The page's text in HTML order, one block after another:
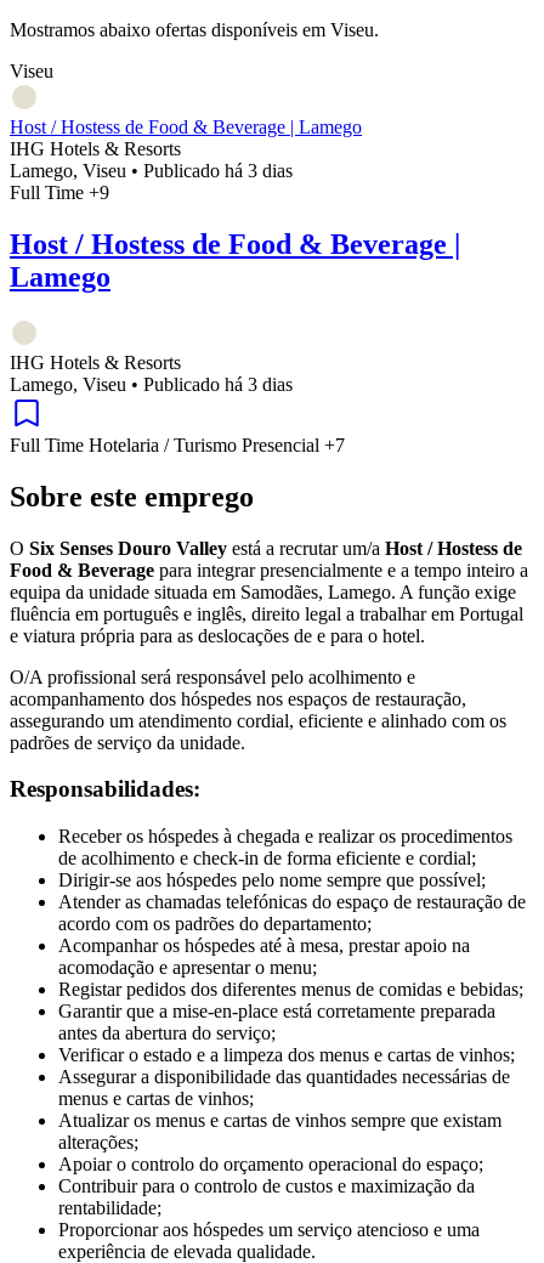
Mostramos abaixo ofertas disponíveis em Viseu.
Viseu
Host / Hostess de Food & Beverage | Lamego
IHG Hotels & Resorts
Lamego, Viseu • Publicado há 3 dias
Full Time +9
Host / Hostess de Food & Beverage |
Lamego
IHG Hotels & Resorts
Lamego, Viseu • Publicado há 3 dias
Full Time Hotelaria / Turismo Presencial +7
Sobre este emprego
O Six Senses Douro Valley está a recrutar um/a Host / Hostess de
Food & Beverage para integrar presencialmente e a tempo inteiro a
equipa da unidade situada em Samodães, Lamego. A função exige
fluência em português e inglês, direito legal a trabalhar em Portugal
e viatura própria para as deslocações de e para o hotel.
O/A profissional será responsável pelo acolhimento e
acompanhamento dos hóspedes nos espaços de restauração,
assegurando um atendimento cordial, eficiente e alinhado com os
padrões de serviço da unidade.
Responsabilidades:
Receber os hóspedes à chegada e realizar os procedimentos
de acolhimento e check-in de forma eficiente e cordial;
Dirigir-se aos hóspedes pelo nome sempre que possível;
Atender as chamadas telefónicas do espaço de restauração de
acordo com os padrões do departamento;
Acompanhar os hóspedes até à mesa, prestar apoio na
acomodação e apresentar o menu;
Registar pedidos dos diferentes menus de comidas e bebidas;
Garantir que a mise-en-place está corretamente preparada
antes da abertura do serviço;
Verificar o estado e a limpeza dos menus e cartas de vinhos;
Assegurar a disponibilidade das quantidades necessárias de
menus e cartas de vinhos;
Atualizar os menus e cartas de vinhos sempre que existam
alterações;
Apoiar o controlo do orçamento operacional do espaço;
Contribuir para o controlo de custos e maximização da
rentabilidade;
Proporcionar aos hóspedes um serviço atencioso e uma
experiência de elevada qualidade.